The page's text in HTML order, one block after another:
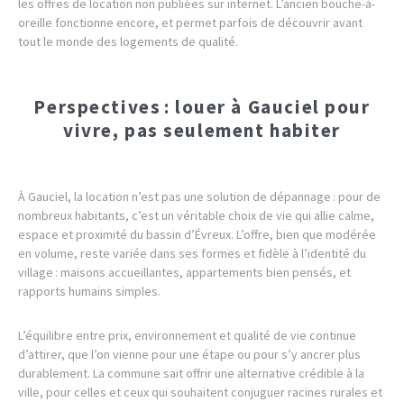
oreille fonctionne encore, et permet parfois de découvrir avant
tout le monde des logements de qualité.
Perspectives : louer à Gauciel pour
vivre, pas seulement habiter
À Gauciel, la location n’est pas une solution de dépannage : pour de
nombreux habitants, c’est un véritable choix de vie qui allie calme,
espace et proximité du bassin d’Évreux. L’offre, bien que modérée
en volume, reste variée dans ses formes et fidèle à l’identité du
village : maisons accueillantes, appartements bien pensés, et
rapports humains simples.
L’équilibre entre prix, environnement et qualité de vie continue
d’attirer, que l’on vienne pour une étape ou pour s’y ancrer plus
durablement. La commune sait offrir une alternative crédible à la
ville, pour celles et ceux qui souhaitent conjuguer racines rurales et